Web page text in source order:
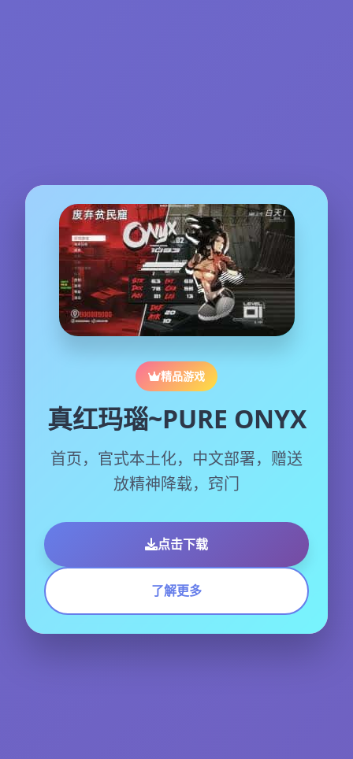
精品游戏
真红玛瑙~PURE ONYX
首页，官式本土化，中文部署，赠送
放精神降载，窍门
点击下载
了解更多